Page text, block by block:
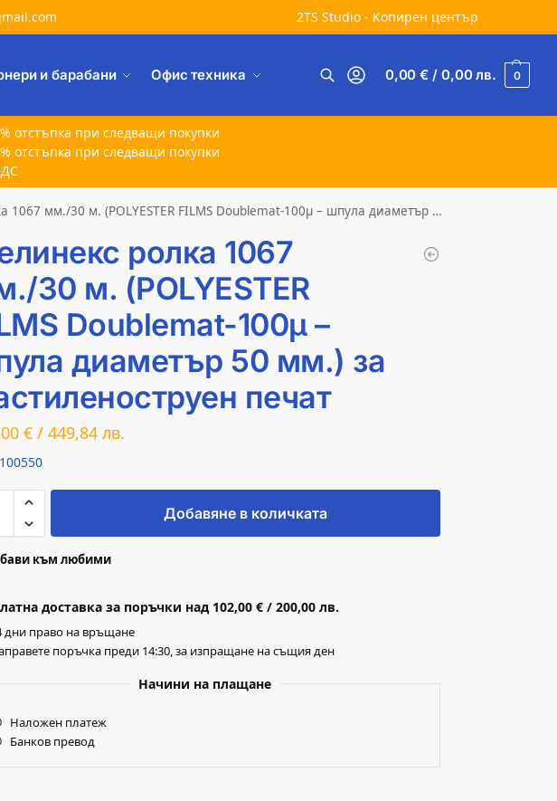
2TS Studio - Копирен център
и барабани Офис техника 0,00€ / 0,00лв. 0
отстъпка при следващи покупки
отстъпка при следващи покупки
30 м. (POLYESTER FILMS Doublemat-100µ – шпула диаметър 50 мм.) за мастиленоструен печат
ролка 1067
30 м. (POLYESTER
Doublemat-100µ –
диаметър 50 мм.) за
печат
€ / 449,84 лв.
Добавяне в количката
към любими
доставка за поръчки над 102,00 € / 200,00 лв.
дни право на връщане
поръчка преди 14:30, за изпращане на същия ден
Начини на плащане
Наложен платеж
Банков превод